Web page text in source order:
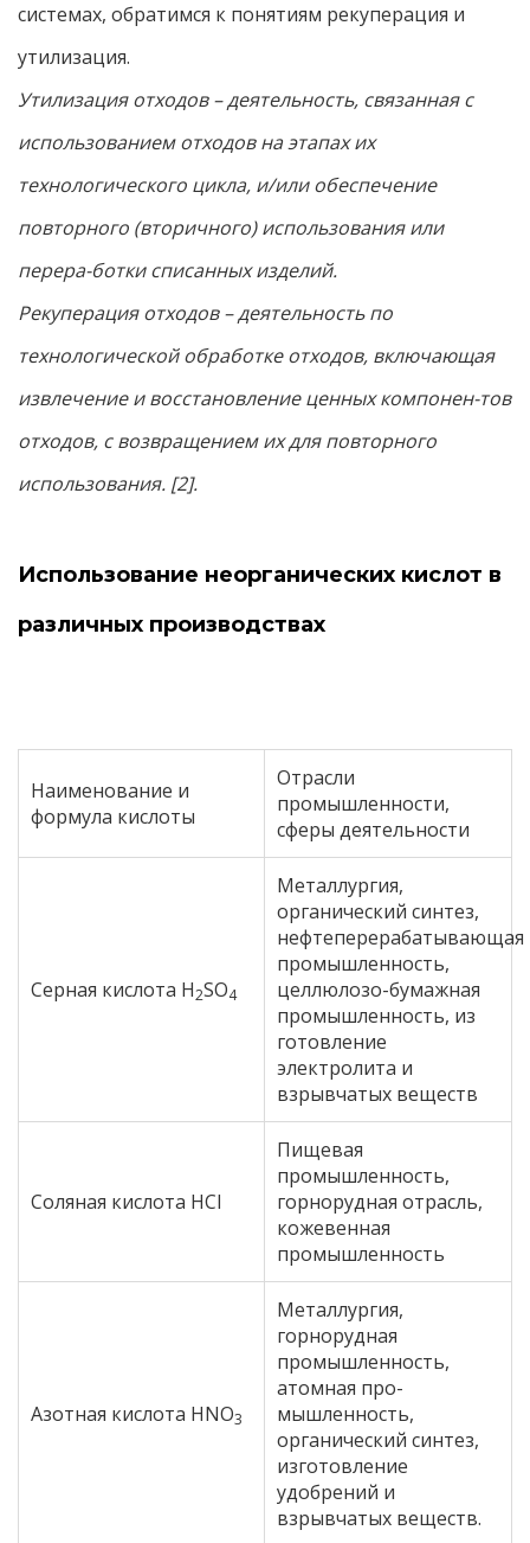
системах, обратимся к понятиям рекуперация и
утилизация.
Утилизация отходов – деятельность, связанная с
использованием отходов на этапах их
технологического цикла, и/или обеспечение
повторного (вторичного) использования или
перера-ботки списанных изделий.
Рекуперация отходов – деятельность по
технологической обработке отходов, включающая
извлечение и восстановление ценных компонен-тов
отходов, с возвращением их для повторного
использования. [2].
Использование неорганических кислот в
различных производствах
Наименование и
формула кислоты
Отрасли
промышленности,
сферы деятельности
Серная кислота H2SO4
Металлургия,
органический синтез,
нефтеперерабатывающая
промышленность,
целлюлозо-бумажная
промышленность, из
готовление
электролита и
взрывчатых веществ
Соляная кислота HCl
Пищевая
промышленность,
горнорудная отрасль,
кожевенная
промышленность
Азотная кислота HNO3
Металлургия,
горнорудная
промышленность,
атомная про-
мышленность,
органический синтез,
изготовление
удобрений и
взрывчатых веществ.